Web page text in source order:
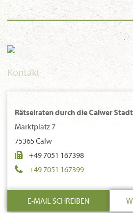
Kontakt
Rätselraten durch die Calwer
Marktplatz 7
75365 Calw
+49 7051 167398
+49 7051 167399
E-MAIL SCHREIBEN